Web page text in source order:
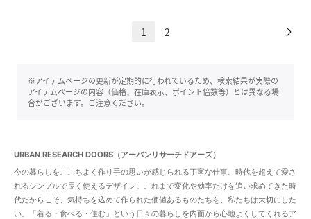
1 2
※アイテムページの更新が定期的に行われているため、検索結果が実際の
アイテムページの内容（価格、在庫表示、ポイント倍数等）とは異なる場
合がございます。ご注意ください。
URBAN RESEARCH DOORS（アーバンリサーチドアーズ）
今の暮らしをここちよく作り手の思いが感じられる丁寧な仕事。時代を超えて愛さ
れるシンプルで長く使えるデザイン。これまで変化や効率だけを追い求めてきた時
代だからこそ、気持ちを込めて作られた価値あるものたちを、私たちは大切にした
い。「着る・食べる・住む」という日々の暮らしを内面から心地よくしてくれるア